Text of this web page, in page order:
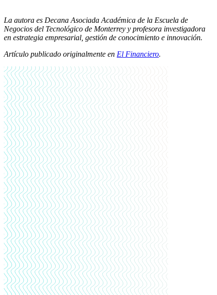
La autora es Decana Asociada Académica de la Escuela de
Negocios del Tecnológico de Monterrey y profesora investigadora
en estrategia empresarial, gestión de conocimiento e innovación.
Artículo publicado originalmente en El Financiero.